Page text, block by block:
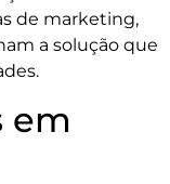
de marketing,
a solução que
em